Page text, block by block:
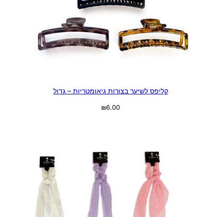
קליפס לשיער בצורות גיאומטריות – גדול
₪6.00